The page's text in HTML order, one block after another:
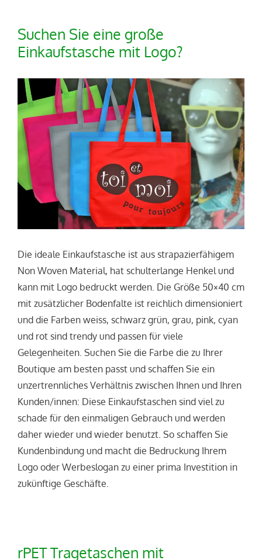
Suchen Sie eine große
Einkaufstasche mit Logo?
Die ideale Einkaufstasche ist aus strapazierfähigem
Non Woven Material, hat schulterlange Henkel und
kann mit Logo bedruckt werden. Die Größe 50×40 cm
mit zusätzlicher Bodenfalte ist reichlich dimensioniert
und die Farben weiss, schwarz grün, grau, pink, cyan
und rot sind trendy und passen für viele
Gelegenheiten. Suchen Sie die Farbe die zu Ihrer
Boutique am besten passt und schaffen Sie ein
unzertrennliches Verhältnis zwischen Ihnen und Ihren
Kunden/innen: Diese Einkaufstaschen sind viel zu
schade für den einmaligen Gebrauch und werden
daher wieder und wieder benutzt. So schaffen Sie
Kundenbindung und macht die Bedruckung Ihrem
Logo oder Werbeslogan zu einer prima Investition in
zukünftige Geschäfte.
rPET Tragetaschen mit